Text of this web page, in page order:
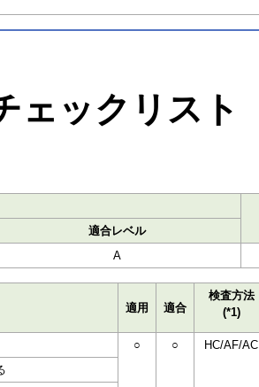
ェックリスト
適合レベル
A
適用 適合
検査方法
(*1)
○ ○ HC/AF/AC